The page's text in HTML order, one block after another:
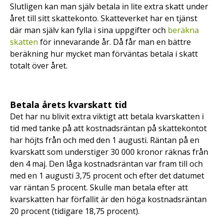
Slutligen kan man själv betala in lite extra skatt under
året till sitt skattekonto. Skatteverket har en tjänst
där man själv kan fylla i sina uppgifter och beräkna
skatten för innevarande år. Då får man en bättre
beräkning hur mycket man förväntas betala i skatt
totalt över året.
Betala årets kvarskatt tid
Det har nu blivit extra viktigt att betala kvarskatten i
tid med tanke på att kostnadsräntan på skattekontot
har höjts från och med den 1 augusti. Räntan på en
kvarskatt som understiger 30 000 kronor räknas från
den 4 maj. Den låga kostnadsräntan var fram till och
med en 1 augusti 3,75 procent och efter det datumet
var räntan 5 procent. Skulle man betala efter att
kvarskatten har förfallit är den höga kostnadsräntan
20 procent (tidigare 18,75 procent).